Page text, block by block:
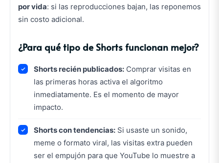
por vida: si las reproducciones bajan, las reponemos
sin costo adicional.
¿Para qué tipo de Shorts funcionan mejor?
Shorts recién publicados: Comprar visitas en
las primeras horas activa el algoritmo
inmediatamente. Es el momento de mayor
impacto.
Shorts con tendencias: Si usaste un sonido,
meme o formato viral, las visitas extra pueden
ser el empujón para que YouTube lo muestre a